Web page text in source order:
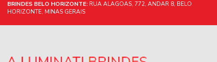
BRINDES BELO HORIZONTE: RUA ALAGOAS, 772, ANDAR 8, BELO
HORIZONTE, MINAS GERAIS